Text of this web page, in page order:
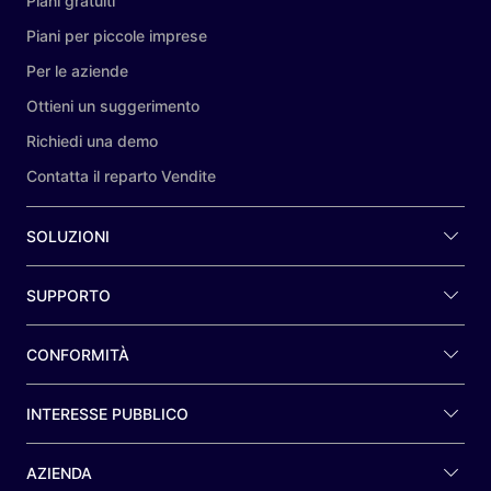
Piani per piccole imprese
Per le aziende
Ottieni un suggerimento
Richiedi una demo
Contatta il reparto Vendite
SOLUZIONI
SUPPORTO
CONFORMITÀ
INTERESSE PUBBLICO
AZIENDA